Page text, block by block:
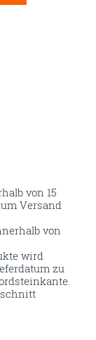
von 15
Versand
von
wird
zu